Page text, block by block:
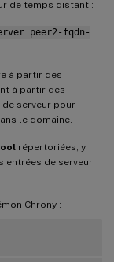
de temps distant :
peer2-fqdn-
à partir des
à partir des
de serveur pour
le domaine.
répertoriées, y
entrées de serveur
Chrony :